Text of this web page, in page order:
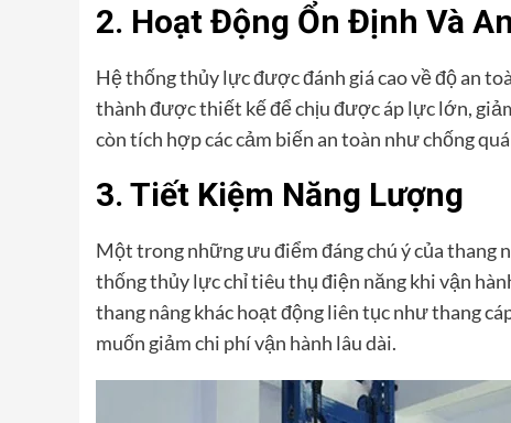
2. Hoạt Động Ổn Định Và
Hệ thống thủy lực được đánh giá cao về độ an
thành được thiết kế để chịu được áp lực lớn,
còn tích hợp các cảm biến an toàn như chống
3. Tiết Kiệm Năng Lượng
Một trong những ưu điểm đáng chú ý của thang
thống thủy lực chỉ tiêu thụ điện năng khi vận
thang nâng khác hoạt động liên tục như thang
muốn giảm chi phí vận hành lâu dài.